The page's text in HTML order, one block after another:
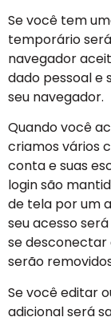
Se você tem
temporário
navegador
dado pessoal e
seu navegador.
Quando você
criamos vários
conta e suas
login são
de tela por um
seu acesso
se desconectar
serão
Se você editar
adicional será